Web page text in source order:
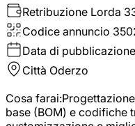
Retribuzione Lorda
Codice annuncio
Data di pubblicazione
Città Oderzo
Cosa
base (BOM) e codifiche